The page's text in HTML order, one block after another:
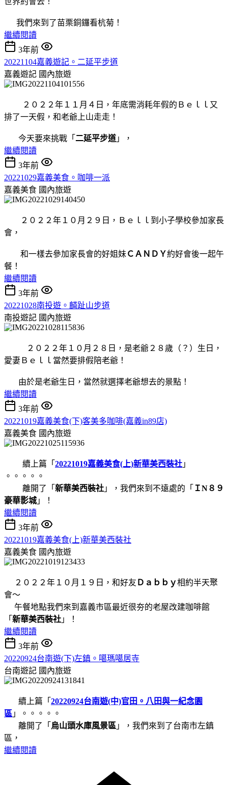
我們來到了苗栗銅鑼看杭菊！
繼續閱讀
3年前
20221104嘉義遊記。二延平步道
嘉義遊記 國內旅遊
２０２２年１１月４日，年底需消耗年假的Ｂｅｌｌ又
排了一天假，和老爺上山走走！
今天要來挑戰「 二延平步道 」，
繼續閱讀
3年前
20221029嘉義美食。咖啡一派
嘉義美食 國內旅遊
２０２２年１０月２９日，Ｂｅｌｌ到小子學校參加家長
會，
和一樣去參加家長會的好姐妹ＣＡＮＤＹ約好會後一起午
餐！
繼續閱讀
3年前
20221028南投遊。麟趾山步道
南投遊記 國內旅遊
２０２２年１０月２８日，是老爺２８歲（？）生日，
愛妻Ｂｅｌｌ當然要排假陪老爺！
由於是老爺生日，當然就選擇老爺想去的景點！
繼續閱讀
3年前
20221019嘉義美食(下)客美多咖啡(嘉義in89店)
嘉義美食 國內旅遊
續上篇「 20221019嘉義美食(上)新華美西裝社 」
。。。。。
離開了「 新華美西裝社 」，我們來到不遠處的「 ＩN８９
豪華影城」！
繼續閱讀
3年前
20221019嘉義美食(上)新華美西裝社
嘉義美食 國內旅遊
２０２２年１０月１９日，和好友 Ｄａｂｂｙ相約半天聚
會～
午餐地點我們來到嘉義市區最近很夯的老屋改建咖啡館
「 新華美西裝社 」！
繼續閱讀
3年前
20220924台南遊(下)左鎮。噶瑪噶居寺
台南遊記 國內旅遊
續上篇「 20220924台南遊(中)官田。八田與一紀念園
區 」。。。。。
離開了「 烏山頭水庫風景區 」，我們來到了台南市左鎮
區，
繼續閱讀